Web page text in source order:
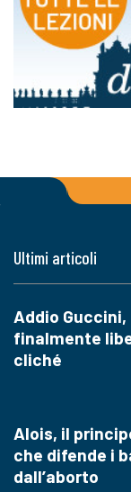
Ultimi articoli
Addio Guccini,
finalmente
cliché
Alois, il
che difende i
dall’aborto